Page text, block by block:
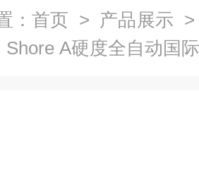
： 首页 > 产品展示
A硬度全自动国